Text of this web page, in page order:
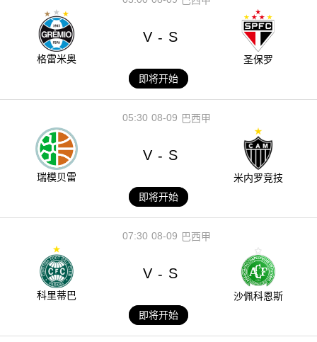
格雷米奥
V - S
圣保罗
即将开始
08-09
05:30 巴西甲
瑞模贝雷
V - S
米内罗竞技
即将开始
08-09
07:30 巴西甲
科里蒂巴
V - S
沙佩科恩斯
即将开始